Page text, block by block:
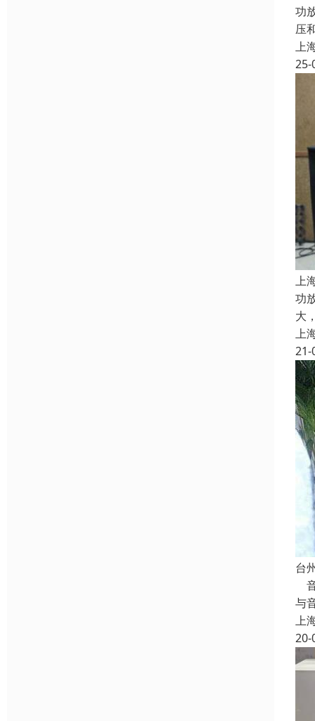
功
压
上
25-
上
功
大
上
21-
台
与
上
20-